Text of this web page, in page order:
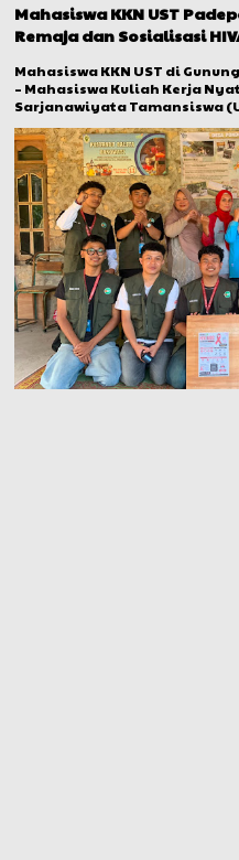
Mahasiswa KKN UST
Remaja dan Sosialisasi
Mahasiswa KKN UST di
– Mahasiswa Kuliah Kerja
Sarjanawiyata Tamansiswa